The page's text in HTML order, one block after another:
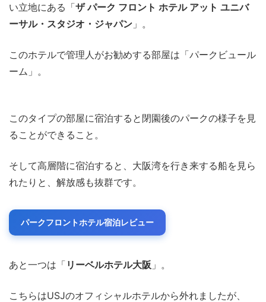
い立地にある「ザ パーク フロント ホテル アット ユニバ
ーサル・スタジオ・ジャパン 」。
このホテルで管理人がお勧めする部屋は「パークビュール
ーム」。
このタイプの部屋に宿泊すると閉園後のパークの様子を見
ることができること。
そして高層階に宿泊すると、大阪湾を行き来する船を見ら
れたりと、解放感も抜群です。
パークフロントホテル宿泊レビュー
あと一つは「 リーベルホテル大阪 」。
こちらはUSJのオフィシャルホテルから外れましたが、